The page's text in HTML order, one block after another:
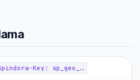
Key: sp_geo_…